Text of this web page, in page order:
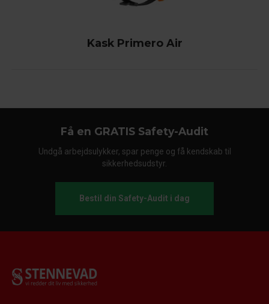
Kask Primero Air
Få en GRATIS Safety-Audit
Undgå arbejdsulykker, spar penge og få kendskab til
sikkerhedsudstyr.
Bestil din Safety-Audit i dag